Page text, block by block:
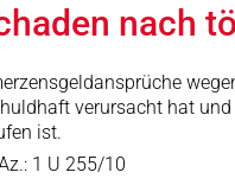
nach
verursacht hat
ist.
1 U 255/10